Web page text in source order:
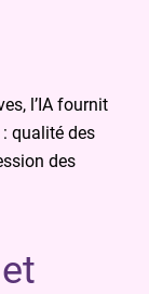
l’IA fournit
: qualité des
des